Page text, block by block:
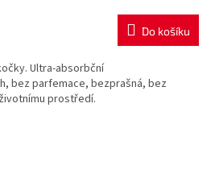
Do košíku
Ultra-absorbční
bez parfemace, bezprašná, bez
prostředí.